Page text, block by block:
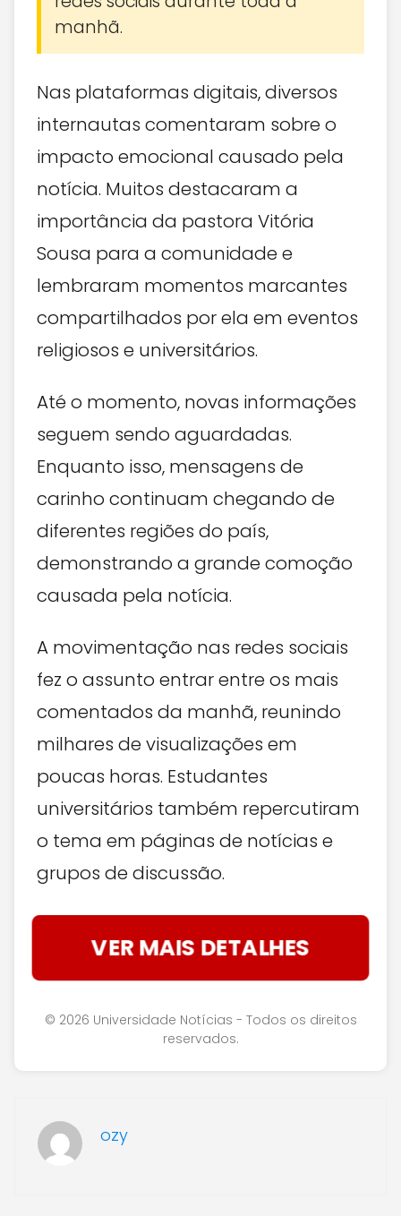
manhã.
Nas plataformas digitais, diversos
internautas comentaram sobre o
impacto emocional causado pela
notícia. Muitos destacaram a
importância da pastora Vitória
Sousa para a comunidade e
lembraram momentos marcantes
compartilhados por ela em eventos
religiosos e universitários.
Até o momento, novas informações
seguem sendo aguardadas.
Enquanto isso, mensagens de
carinho continuam chegando de
diferentes regiões do país,
demonstrando a grande comoção
causada pela notícia.
A movimentação nas redes sociais
fez o assunto entrar entre os mais
comentados da manhã, reunindo
milhares de visualizações em
poucas horas. Estudantes
universitários também repercutiram
o tema em páginas de notícias e
grupos de discussão.
VER MAIS DETALHES
© 2026 Universidade Notícias - Todos os direitos
reservados.
ozy